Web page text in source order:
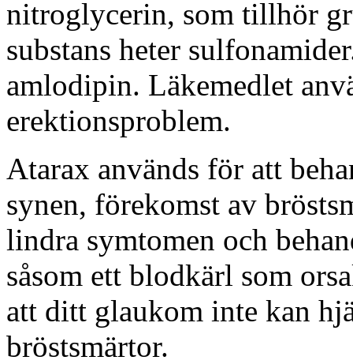
nitroglycerin, som tillhör
substans heter
amlodipin. Läkemedlet
erektionsproblem.
Atarax används för att
synen, förekomst av
lindra symtomen och
såsom ett blodkärl som
att ditt glaukom inte kan
bröstsmärtor.